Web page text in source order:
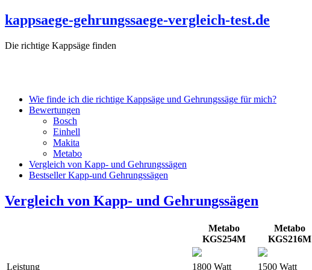
kappsaege-gehrungssaege-vergleich-test.de
Die richtige Kappsäge finden
Wie finde ich die richtige Kappsäge und Gehrungssäge für mich?
Bewertungen
Bosch
Einhell
Makita
Metabo
Vergleich von Kapp- und Gehrungssägen
Bestseller Kapp-und Gehrungssägen
Vergleich von Kapp- und Gehrungssägen
Metabo
KGS254M
Metabo
KGS216M
Leistung 1800 Watt 1500 Watt